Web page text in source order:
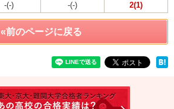
-(-) -(-) 2(1)
«前のページに戻る